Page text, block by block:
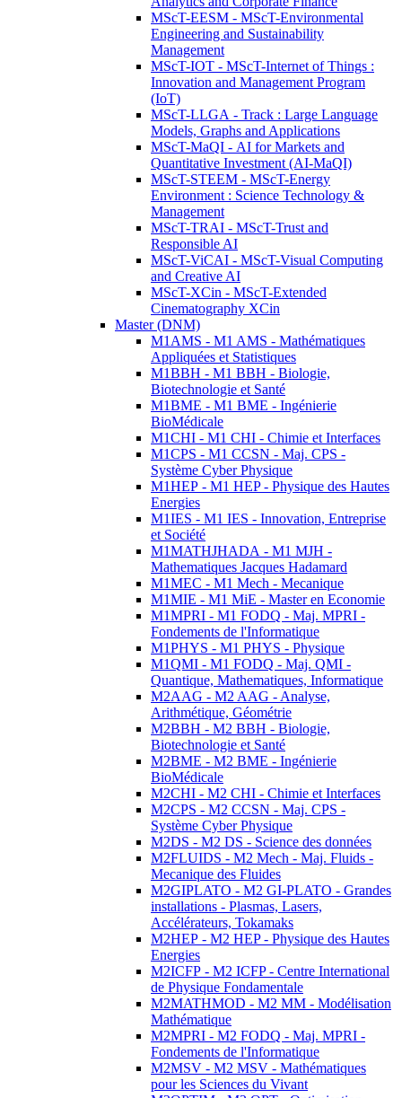
MScT-EESM - MScT-Environmental
Engineering and Sustainability
Management
MScT-IOT - MScT-Internet of Things :
Innovation and Management Program
(IoT)
MScT-LLGA - Track : Large Language
Models, Graphs and Applications
MScT-MaQI - AI for Markets and
Quantitative Investment (AI-MaQI)
MScT-STEEM - MScT-Energy
Environment : Science Technology &
Management
MScT-TRAI - MScT-Trust and
Responsible AI
MScT-ViCAI - MScT-Visual Computing
and Creative AI
MScT-XCin - MScT-Extended
Cinematography XCin
Master (DNM)
M1AMS - M1 AMS - Mathématiques
Appliquées et Statistiques
M1BBH - M1 BBH - Biologie,
Biotechnologie et Santé
M1BME - M1 BME - Ingénierie
BioMédicale
M1CHI - M1 CHI - Chimie et Interfaces
M1CPS - M1 CCSN - Maj. CPS -
Système Cyber Physique
M1HEP - M1 HEP - Physique des Hautes
Energies
M1IES - M1 IES - Innovation, Entreprise
et Société
M1MATHJHADA - M1 MJH -
Mathematiques Jacques Hadamard
M1MEC - M1 Mech - Mecanique
M1MIE - M1 MiE - Master en Economie
M1MPRI - M1 FODQ - Maj. MPRI -
Fondements de l'Informatique
M1PHYS - M1 PHYS - Physique
M1QMI - M1 FODQ - Maj. QMI -
Quantique, Mathematiques, Informatique
M2AAG - M2 AAG - Analyse,
Arithmétique, Géométrie
M2BBH - M2 BBH - Biologie,
Biotechnologie et Santé
M2BME - M2 BME - Ingénierie
BioMédicale
M2CHI - M2 CHI - Chimie et Interfaces
M2CPS - M2 CCSN - Maj. CPS -
Système Cyber Physique
M2DS - M2 DS - Science des données
M2FLUIDS - M2 Mech - Maj. Fluids -
Mecanique des Fluides
M2GIPLATO - M2 GI-PLATO - Grandes
installations - Plasmas, Lasers,
Accélérateurs, Tokamaks
M2HEP - M2 HEP - Physique des Hautes
Energies
M2ICFP - M2 ICFP - Centre International
de Physique Fondamentale
M2MATHMOD - M2 MM - Modélisation
Mathématique
M2MPRI - M2 FODQ - Maj. MPRI -
Fondements de l'Informatique
M2MSV - M2 MSV - Mathématiques
pour les Sciences du Vivant